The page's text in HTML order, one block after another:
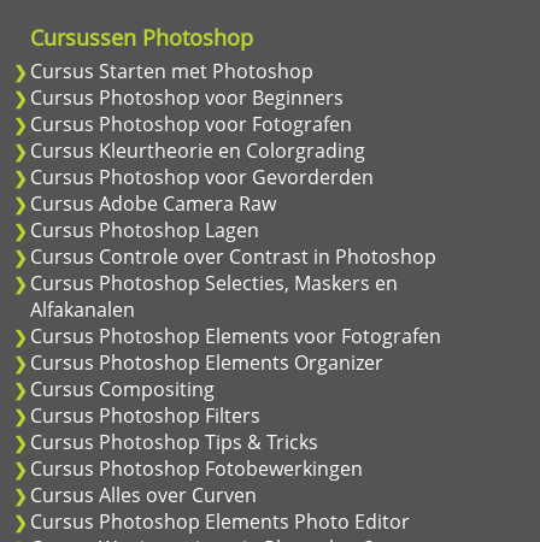
Cursussen Photoshop
Cursus Starten met Photoshop
Cursus Photoshop voor Beginners
Cursus Photoshop voor Fotografen
Cursus Kleurtheorie en Colorgrading
Cursus Photoshop voor Gevorderden
Cursus Adobe Camera Raw
Cursus Photoshop Lagen
Cursus Controle over Contrast in Photoshop
Cursus Photoshop Selecties, Maskers en
Alfakanalen
Cursus Photoshop Elements voor Fotografen
Cursus Photoshop Elements Organizer
Cursus Compositing
Cursus Photoshop Filters
Cursus Photoshop Tips & Tricks
Cursus Photoshop Fotobewerkingen
Cursus Alles over Curven
Cursus Photoshop Elements Photo Editor